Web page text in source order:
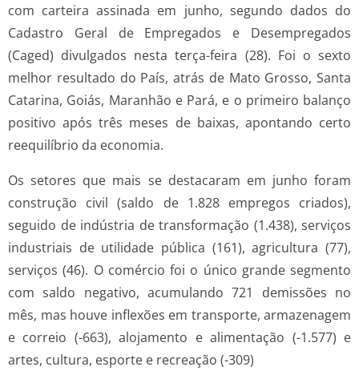
com carteira assinada em junho, segundo dados do
Cadastro Geral de Empregados e Desempregados
(Caged) divulgados nesta terça-feira (28). Foi o sexto
melhor resultado do País, atrás de Mato Grosso, Santa
Catarina, Goiás, Maranhão e Pará, e o primeiro balanço
positivo após três meses de baixas, apontando certo
reequilíbrio da economia.
Os setores que mais se destacaram em junho foram
construção civil (saldo de 1.828 empregos criados),
seguido de indústria de transformação (1.438), serviços
industriais de utilidade pública (161), agricultura (77),
serviços (46). O comércio foi o único grande segmento
com saldo negativo, acumulando 721 demissões no
mês, mas houve inflexões em transporte, armazenagem
e correio (-663), alojamento e alimentação (-1.577) e
artes, cultura, esporte e recreação (-309)